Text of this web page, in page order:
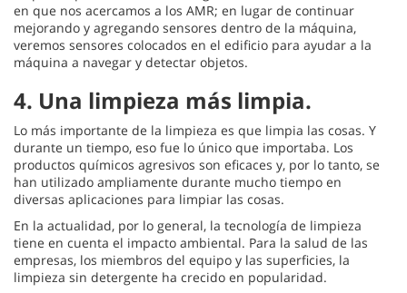
en que nos acercamos a los AMR; en lugar de continuar
mejorando y agregando sensores dentro de la máquina,
veremos sensores colocados en el edificio para ayudar a la
máquina a navegar y detectar objetos.
4. Una limpieza más limpia.
Lo más importante de la limpieza es que limpia las cosas. Y
durante un tiempo, eso fue lo único que importaba. Los
productos químicos agresivos son eficaces y, por lo tanto, se
han utilizado ampliamente durante mucho tiempo en
diversas aplicaciones para limpiar las cosas.
En la actualidad, por lo general, la tecnología de limpieza
tiene en cuenta el impacto ambiental. Para la salud de las
empresas, los miembros del equipo y las superficies, la
limpieza sin detergente ha crecido en popularidad.